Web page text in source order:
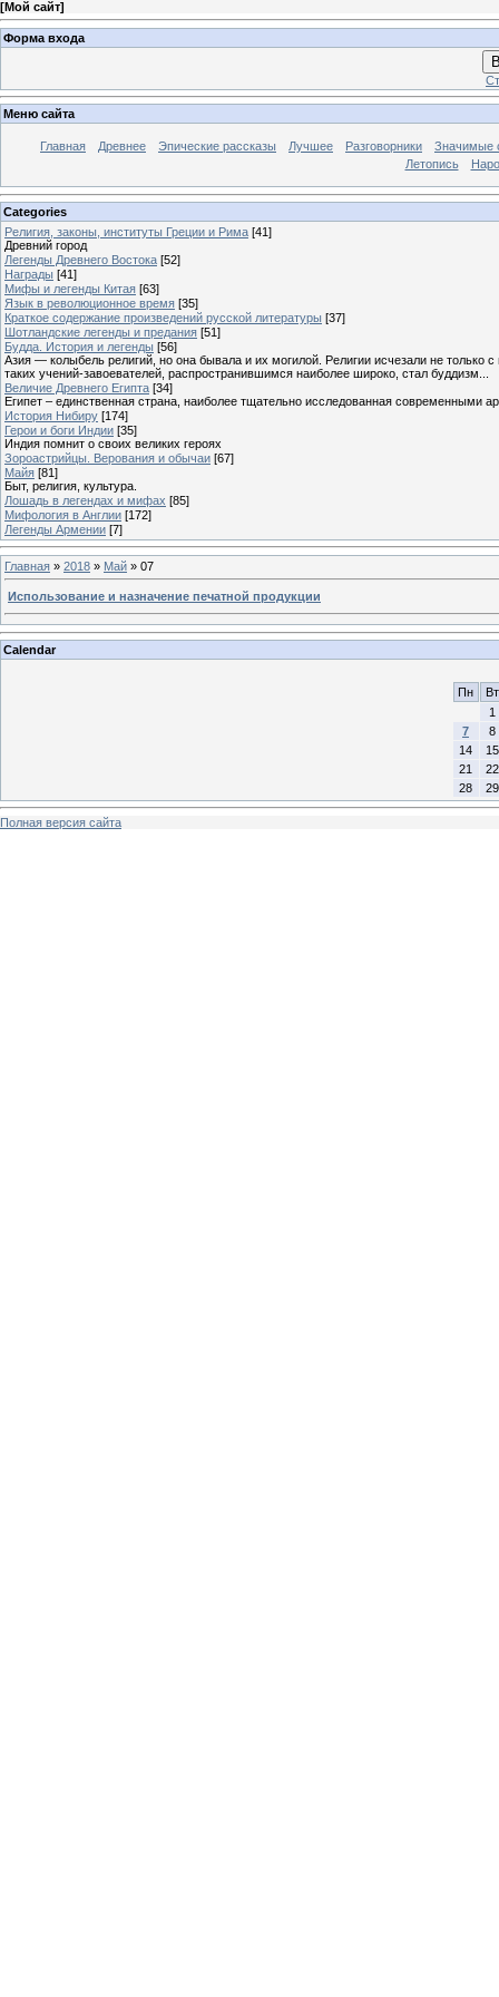
[Мой сайт]
Форма входа
Меню сайта
Главная Древнее Эпические рассказы Лучшее Разговорники
Значимые
Летопись
Categories
Религия, законы, институты Греции и Рима [41]
Древний город
Легенды Древнего Востока [52]
Награды [41]
Мифы и легенды Китая [63]
Язык в революционное время [35]
Краткое содержание произведений русской литературы [37]
Шотландские легенды и предания [51]
Будда. История и легенды [56]
Азия — колыбель религий, но она бывала и их могилой. Религии исчезали не
таких учений-завоевателей, распространившимся наиболее широко, стал буддизм...
Величие Древнего Египта [34]
Египет – единственная страна, наиболее тщательно исследованная современными
История Нибиру [174]
Герои и боги Индии [35]
Индия помнит о своих великих героях
Зороастрийцы. Верования и обычаи [67]
Майя [81]
Быт, религия, культура.
Лошадь в легендах и мифах [85]
Мифология в Англии [172]
Легенды Армении [7]
Главная » 2018 » Май » 07
Использование и назначение печатной продукции
Calendar
Пн
Вт
1
7
8
14
15
21
22
28
29
Полная версия сайта